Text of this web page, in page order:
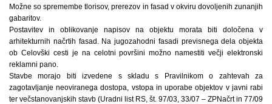
Možne so spremembe tlorisov, prerezov in fasad v okviru dovoljenih zunanjih
gabaritov.
Postavitev in oblikovanje napisov na objektu morata biti določena v
arhitekturnih načrtih fasad. Na jugozahodni fasadi previsnega dela objekta
ob Celovški cesti je na celotni površini možno namestiti večji elektronski
reklamni pano.
Stavbe morajo biti izvedene s skladu s Pravilnikom o zahtevah za
zagotavljanje neoviranega dostopa, vstopa in uporabe objektov v javni rabi
ter večstanovanjskih stavb (Uradni list RS, št. 97/03, 33/07 – ZPNačrt in 77/09